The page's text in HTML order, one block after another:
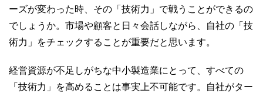
ーズが変わった時、その「技術力」で戦うことができるの
でしょうか。市場や顧客と日々会話しながら、自社の「技
術力」をチェックすることが重要だと思います。
経営資源が不足しがちな中小製造業にとって、すべての
「技術力」を高めることは事実上不可能です。自社がター